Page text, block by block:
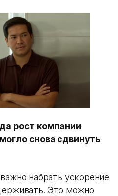
рост компании
снова сдвинуть
набрать ускорение
Это можно